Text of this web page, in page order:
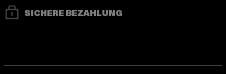
SICHERE BEZAHLUNG